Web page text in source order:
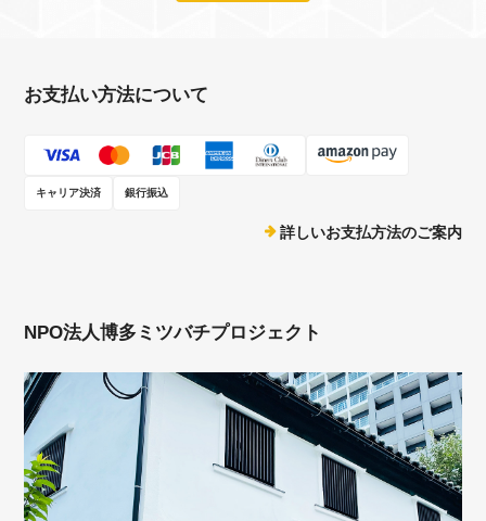
お支払い方法について
キャリア決済 銀行振込
詳しいお支払方法のご案内
NPO法人博多ミツバチプロジェクト